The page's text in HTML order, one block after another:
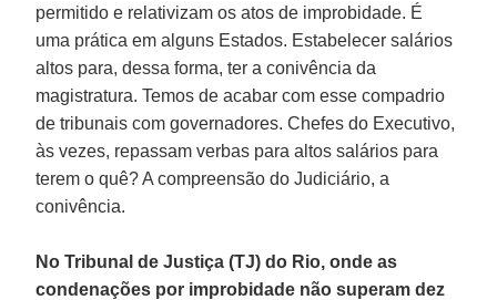
permitido e relativizam os atos de improbidade. É
uma prática em alguns Estados. Estabelecer salários
altos para, dessa forma, ter a conivência da
magistratura. Temos de acabar com esse compadrio
de tribunais com governadores. Chefes do Executivo,
às vezes, repassam verbas para altos salários para
terem o quê? A compreensão do Judiciário, a
conivência.
No Tribunal de Justiça (TJ) do Rio, onde as
condenações por improbidade não superam dez